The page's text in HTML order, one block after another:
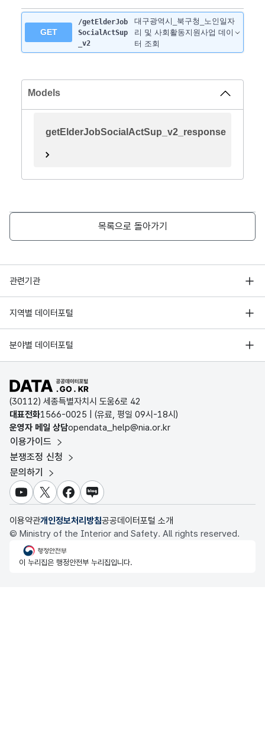
GET
/getElderJob
SocialActSup
_v2
대구광역시_북구청_노인일자
리 및 사회활동지원사업 데이
터 조회
Models
getElderJobSocialActSup_v2_response
목록으로 돌아가기
관련기관
행정안전부
한국지능정보사회진흥원
국가정보자원관리원
지역별 데이터포털
서울 열린데이터광장
경기데이터드림
D-데이터허브
인천데이터포털
울산광역시 데이터포털
전남광주통합특별시 빅데이터 플랫폼
대전광역시 데이터포털
세종특별자치시 데이터포털
충청북도 데이터허브
분야별 데이터포털
기상자료개방포털
국토교통부 공간정보오픈플랫폼
환경부 환경데이터포털
문화데이터광장
농림축산식품 공공데이터포털
보건의료빅데이터개방시스템
식품의약품안전처 데이터포털
교육통계서비스
공공데이터포털 바로가기
(30112) 세종특별자치시 도움6로 42
대표전화1566-0025 | (유료, 평일 09시-18시)
운영자 메일 상담opendata_help@nia.or.kr
이용가이드
분쟁조정 신청
문의하기
유튜브X 페이스북
블로그
이용약관개인정보처리방침공공데이터포털 소개
© Ministry of the Interior and Safety. All rights reserved.
행정안전부
이 누리집은 행정안전부 누리집입니다.